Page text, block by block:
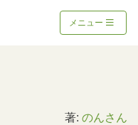
メニュー
著: のんさん